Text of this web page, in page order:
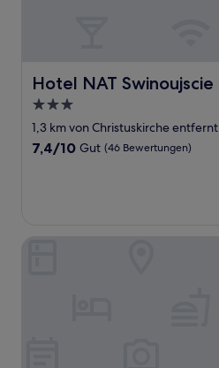
Hotel NAT Swinoujscie
Hotel NAT Swinoujscie
3.0-
Sterne-
Unterkunft
1,3 km von Christuskirche entfernt
7.4
7,4/10 Gut (46 Bewertungen)